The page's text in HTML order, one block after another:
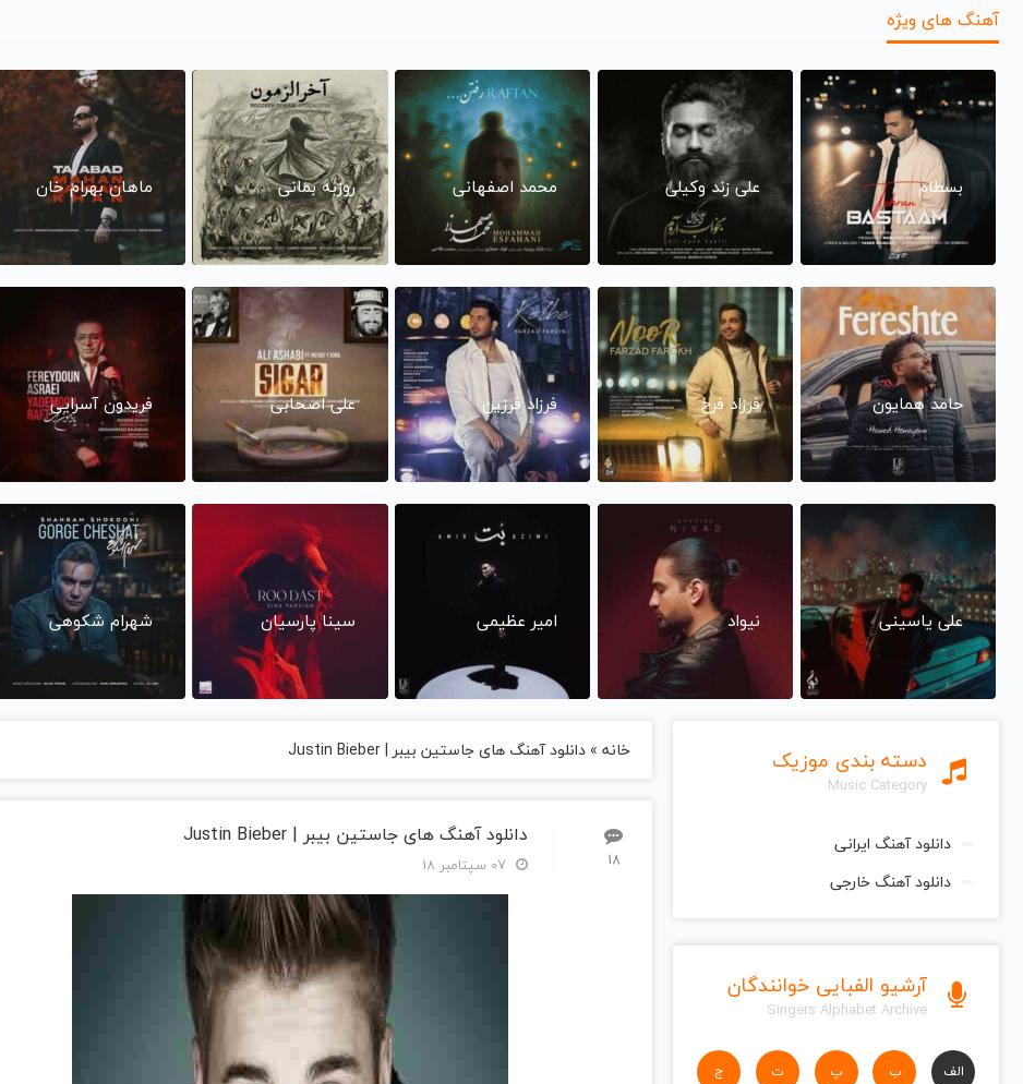
آهنگ های ویژه
بسطام علی زند وکیلی محمد اصفهانی روزبه بمانی ماهان بهرام خان
حامد همایون فرزاد فرخ فرزاد فرزین علی اصحابی فریدون آسرایی
علی یاسینی نیواد امیر عظیمی سینا پارسیان شهرام شکوهی
دسته بندی موزیک
Music Category
دانلود آهنگ ایرانی
دانلود آهنگ خارجی
آرشیو الفبایی خوانندگان
Singers Alphabet Archive
الف ب پ ت ج
خانه »دانلود آهنگ های جاستین بیبر | Justin Bieber
بدون پیش پرداخت در 4
پرطرفدارترین استراتژی
مقابله با چربی های بدن
با این نوشیدنی گیاهی
چربیسوز گیاهی رو
تا امشب)
چربی های مزاحم
5تا7 کیلو لاغری در هر
ماه با این نوشیدنی
گیاهی❗ سفارش با نصف
خرید 4 قسطه اینترنت
پیشگامان ☎️ بدون نیاز
به تلفن
دانلود آهنگ های جاستین بیبر | Justin Bieber